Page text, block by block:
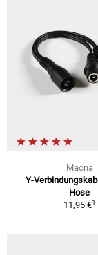
Macna
Y-
Hose
11,95 €1